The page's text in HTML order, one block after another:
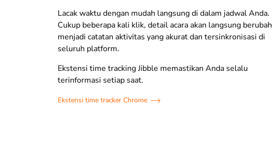
Lacak waktu dengan mudah langsung di dalam jadwal Anda.
Cukup beberapa kali klik, detail acara akan langsung berubah
menjadi catatan aktivitas yang akurat dan tersinkronisasi di
seluruh platform.
Ekstensi time tracking Jibble memastikan Anda selalu
terinformasi setiap saat.
Ekstensi time tracker Chrome